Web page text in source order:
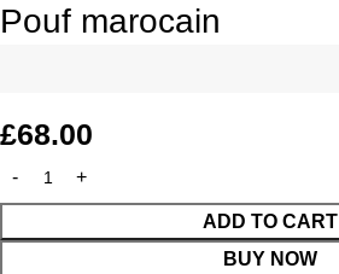
Pouf marocain
£68.00
ADD TO CART
BUY NOW